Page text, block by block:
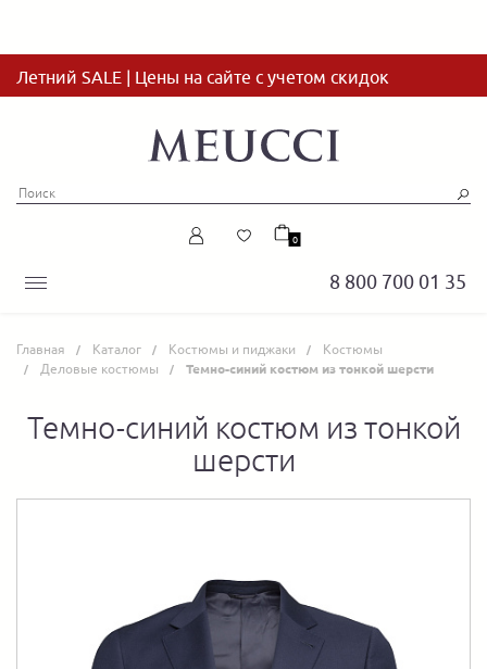
Летний SALE | Цены на сайте с учетом скидок
8 800 700 01 35
0
Главная Каталог Костюмы и пиджаки
Костюмы
Деловые костюмы
Темно-синий костюм из тонкой шерсти
Темно-синий костюм из тонкой
шерсти